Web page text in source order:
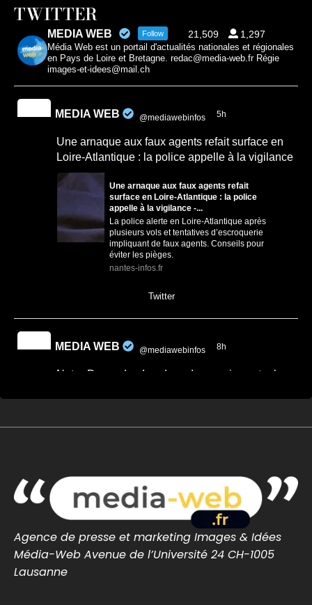
TWITTER
MEDIA WEB Follow 21,509 1,297
Média Web est un portail d'actualités nationales et régionales
en Pays de Loire et Bretagne. redac@media-web.fr Régie
images-et-idees@mail.ch
MEDIA WEB @mediawebinfos 5h
Une arnaque aux faux agents refait surface en
Loire-Atlantique : la police appelle à la vigilance
Une arnaque aux faux agents refait
surface en Loire-Atlantique : la police
appelle à la vigilance -...
La police alerte en Loire-Atlantique après
plusieurs vols et tentatives d’escroquerie
impliquant de faux agents. Conseils pour
éviter les pièges.
nantes-infos.fr
Twitter
MEDIA WEB @mediawebinfos 8h
Notre-Dame-des-Landes : des semis contre le
contre le projet de CRA de Nantes -
l’utilisation de terres de l’ex-Zad po...
nantes-infos.fr
0 0 Twitter
MEDIA WEB
Agence de presse et marketing Images & Idées
Média-Web Avenue de l’Université 24 CH-1005
Lausanne